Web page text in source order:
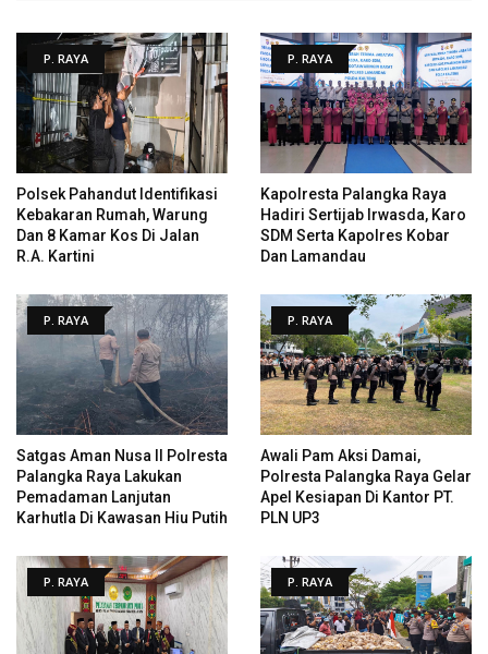
P. RAYA
Polsek Pahandut Identifikasi
Kebakaran Rumah, Warung
Dan 8 Kamar Kos Di Jalan
R.A. Kartini
P. RAYA
Kapolresta Palangka Raya
Hadiri Sertijab Irwasda, Karo
SDM Serta Kapolres Kobar
Dan Lamandau
P. RAYA
Satgas Aman Nusa II Polresta
Palangka Raya Lakukan
Pemadaman Lanjutan
Karhutla Di Kawasan Hiu Putih
P. RAYA
Awali Pam Aksi Damai,
Polresta Palangka Raya Gelar
Apel Kesiapan Di Kantor PT.
PLN UP3
P. RAYA P. RAYA